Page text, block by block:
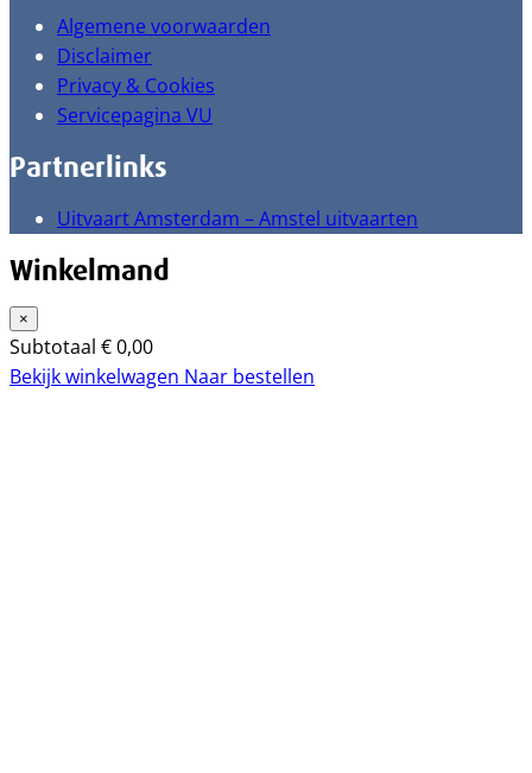
Algemene voorwaarden
Disclaimer
Privacy & Cookies
Servicepagina VU
Partnerlinks
Uitvaart Amsterdam – Amstel uitvaarten
Winkelmand
×
Subtotaal €0,00
Bekijk winkelwagen Naar bestellen